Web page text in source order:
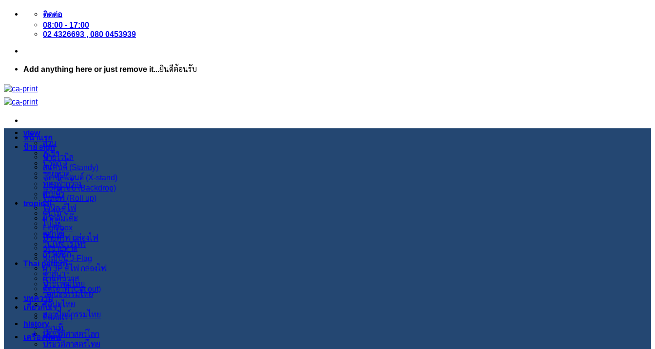
ข้าม
ติดต่อ
08:00 - 17:00
02 4326693 , 080 0453939
Add anything here or just remove it...ยินดีต้อนรับ
หน้าแรก
ป้าย sign
ป้ายไวนิล
สแตนดี้ (Standy)
เอ็กซ์สแตนด์ (X-stand)
แบ็คดรอป (Backdrop)
โรลอัพ (Roll up)
ไวนิล ตู้ไฟ
ผ้าคลุมโต๊ะ
Lightbox
ป้ายตู้ไฟ กล่องไฟ
ธงชายหาด
ธงญี่ปุ่น J-Flag
ผ้า 3P ตู้ไฟ กล่องไฟ
ผ้าแคนวาส
คัตเอาท์ (Cut out)
บทความ
เกี่ยวกับเรา
ติดต่อเรา
แผนที่
เครื่องพิมพ์
view
สวน
ภูเขา
น้ำตก
ชายหาด
ท้องฟ้ากว้าง
สระบัว
tropical
ต้นไม้
ใบไม้
ดอกไม้
วินเทจ เรโทร
กราฟฟิก
Thai pattern
ศาสนา
ประเพณีไทย
วัฒนะธรรมไทย
ศิลปะไทย
สภาปัตย์กรรมไทย
history
ประวัติศาสตร์โลก
ประวัติศาสตร์ไทย